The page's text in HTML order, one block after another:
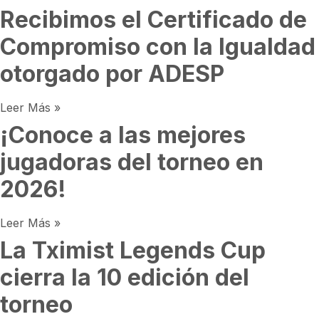
Recibimos el Certificado de
Compromiso con la Igualdad
otorgado por ADESP
Leer Más »
¡Conoce a las mejores
jugadoras del torneo en
2026!
Leer Más »
La Tximist Legends Cup
cierra la 10 edición del
torneo